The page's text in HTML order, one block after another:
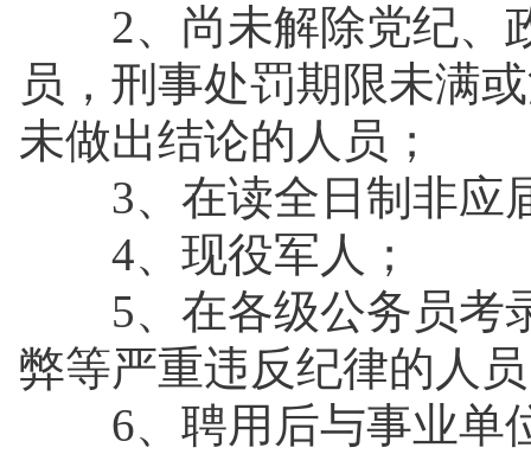
2、尚未解除党纪、
员，刑事处罚期限未满
未做出结论的人员；
3、在读全日制非应
4、现役军人；
5、在各级公务员考
弊等严重违反纪律的人
6、聘用后与事业单